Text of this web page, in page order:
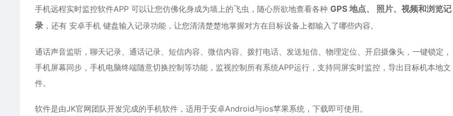
手机远程实时监控软件APP 可以让您仿佛化身成为墙上的飞虫，随心所欲地查看各种 GPS 地点、 照片、视频和浏览记
录 ，还有 安卓手机 键盘输入记录功能，让您清清楚楚地掌握对方在目标设备上都输入了哪些内容。
通话声音监听，聊天记录、通话记录、短信内容、 微信内容、拨打电话、发送短信、物理定位、开启摄像头，一键锁定，
手机屏幕同步，手机电脑终端随意切换控制等功能，监视控制所有系统APP运行，支持同屏实时监控，导出目标机本地文
件。
软件是由JK官网团队开发完成的手机软件，适用于安卓Android与ios苹果系统，下载即可使用。